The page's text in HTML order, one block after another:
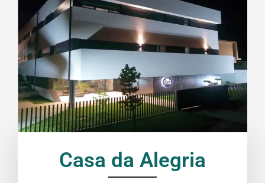
Casa da Alegria